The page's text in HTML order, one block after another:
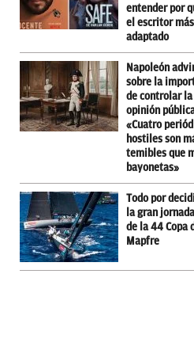
entender por
el escritor más
adaptado
Napoleón
sobre la
de controlar la
opinión
«Cuatro
hostiles son
temibles que
bayonetas»
Todo por
la gran
de la 44 Copa
Mapfre